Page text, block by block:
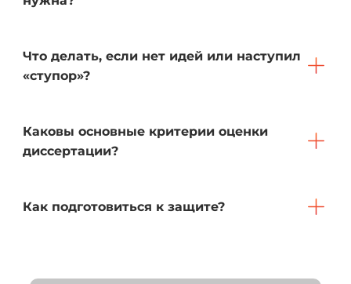
Что делать, если нет идей или наступил
«ступор»?
Каковы основные критерии оценки
диссертации?
Как подготовиться к защите?